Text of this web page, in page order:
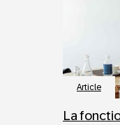
Article
La